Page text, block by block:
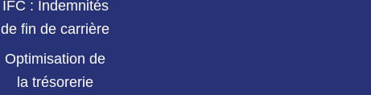
IFC : Indemnités
de fin de carrière
Optimisation de
la trésorerie